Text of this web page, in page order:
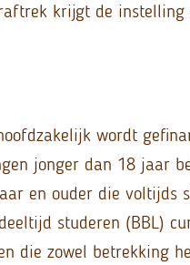
krijgt de instelling
wordt
jonger dan 18 jaar
en ouder die voltijds
studeren (BBL)
die zowel betrekking